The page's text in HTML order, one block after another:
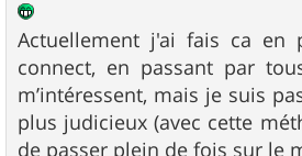
Actuellement j'ai fais ca en
connect, en passant par
m’intéressent, mais je suis
plus judicieux (avec cette
de passer plein de fois sur le